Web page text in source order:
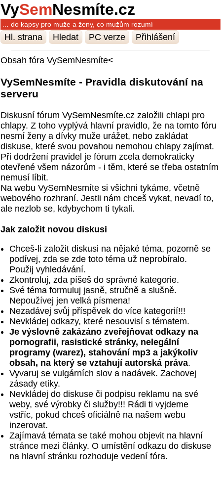
VySemNesmíte.cz
… do kapsy pro muže a ženy, co mužům rozumí
Hl. strana Hledat PC verze Přihlášení
Obsah fóra VySemNesmíte<
VySemNesmíte - Pravidla diskutování na
serveru
Diskusní fórum VySemNesmíte.cz založili chlapi pro
chlapy. Z toho vyplývá hlavní pravidlo, že na tomto fóru
nesmí ženy a dívky muže urážet, nebo zakládat
diskuse, které svou povahou nemohou chlapy zajímat.
Při dodržení pravidel je fórum zcela demokraticky
otevřené všem názorům - i těm, které se třeba ostatním
nemusí líbit.
Na webu VySemNesmíte si všichni tykáme, včetně
webového rozhraní. Jestli nám chceš vykat, nevadí to,
ale nezlob se, kdybychom ti tykali.
Jak založit novou diskusi
Chceš-li založit diskusi na nějaké téma, pozorně se
podívej, zda se zde toto téma už neprobíralo.
Použij vyhledávání.
Zkontroluj, zda píšeš do správné kategorie.
Své téma formuluj jasně, stručně a slušně.
Nepoužívej jen velká písmena!
Nezadávej svůj příspěvek do více kategorií!!!
Nevkládej odkazy, které nesouvisí s tématem.
Je výslovně zakázáno zveřejňovat odkazy na
pornografii, rasistické stránky, nelegální
programy (warez), stahování mp3 a jakýkoliv
obsah, na který se vztahují autorská práva.
Vyvaruj se vulgárních slov a nadávek. Zachovej
zásady etiky.
Nevkládej do diskuse či podpisu reklamu na své
weby, své výrobky či služby!!! Rádi ti vyjdeme
vstříc, pokud chceš oficiálně na našem webu
inzerovat.
Zajímavá témata se také mohou objevit na hlavní
stránce mezi články. O umístění odkazu do diskuse
na hlavní stránku rozhoduje vedení fóra.